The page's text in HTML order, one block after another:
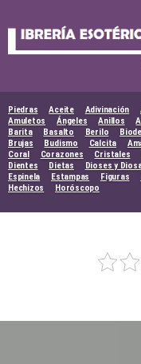
Piedras Aceite Adivinación
Amuletos
Ángeles Anillos
Barita
Basalto Berilo
Brujas
Budismo Calcita
Coral
Corazones Cristales
Dientes
Dietas Dioses y
Espinela
Estampas Figuras
Hechizos
Horóscopo